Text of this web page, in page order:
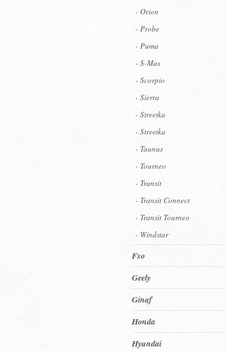
- Orion
- Probe
- Puma
- S-Max
- Scorpio
- Sierra
- Streetka
- Streetka
- Taunus
- Tourneo
- Transit
- Transit Connect
- Transit Tourneo
- Windstar
Fso
Geely
Ginaf
Honda
Hyundai